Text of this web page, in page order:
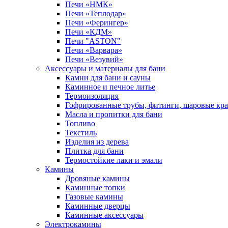
Печи «НМК»
Печи «Теплодар»
Печи «Ферингер»
Печи «КДМ»
Печи "ASTON"
Печи «Варвара»
Печи «Везувий»
Аксессуары и материалы для бани
Камни для бани и сауны
Каминное и печное литье
Термоизоляция
Гофрированные трубы, фитинги, шаровые
Масла и пропитки для бани
Топливо
Текстиль
Изделия из дерева
Плитка для бани
Термостойкие лаки и эмали
Камины
Дровяные камины
Каминные топки
Газовые камины
Каминные дверцы
Каминные аксессуары
Электрокамины